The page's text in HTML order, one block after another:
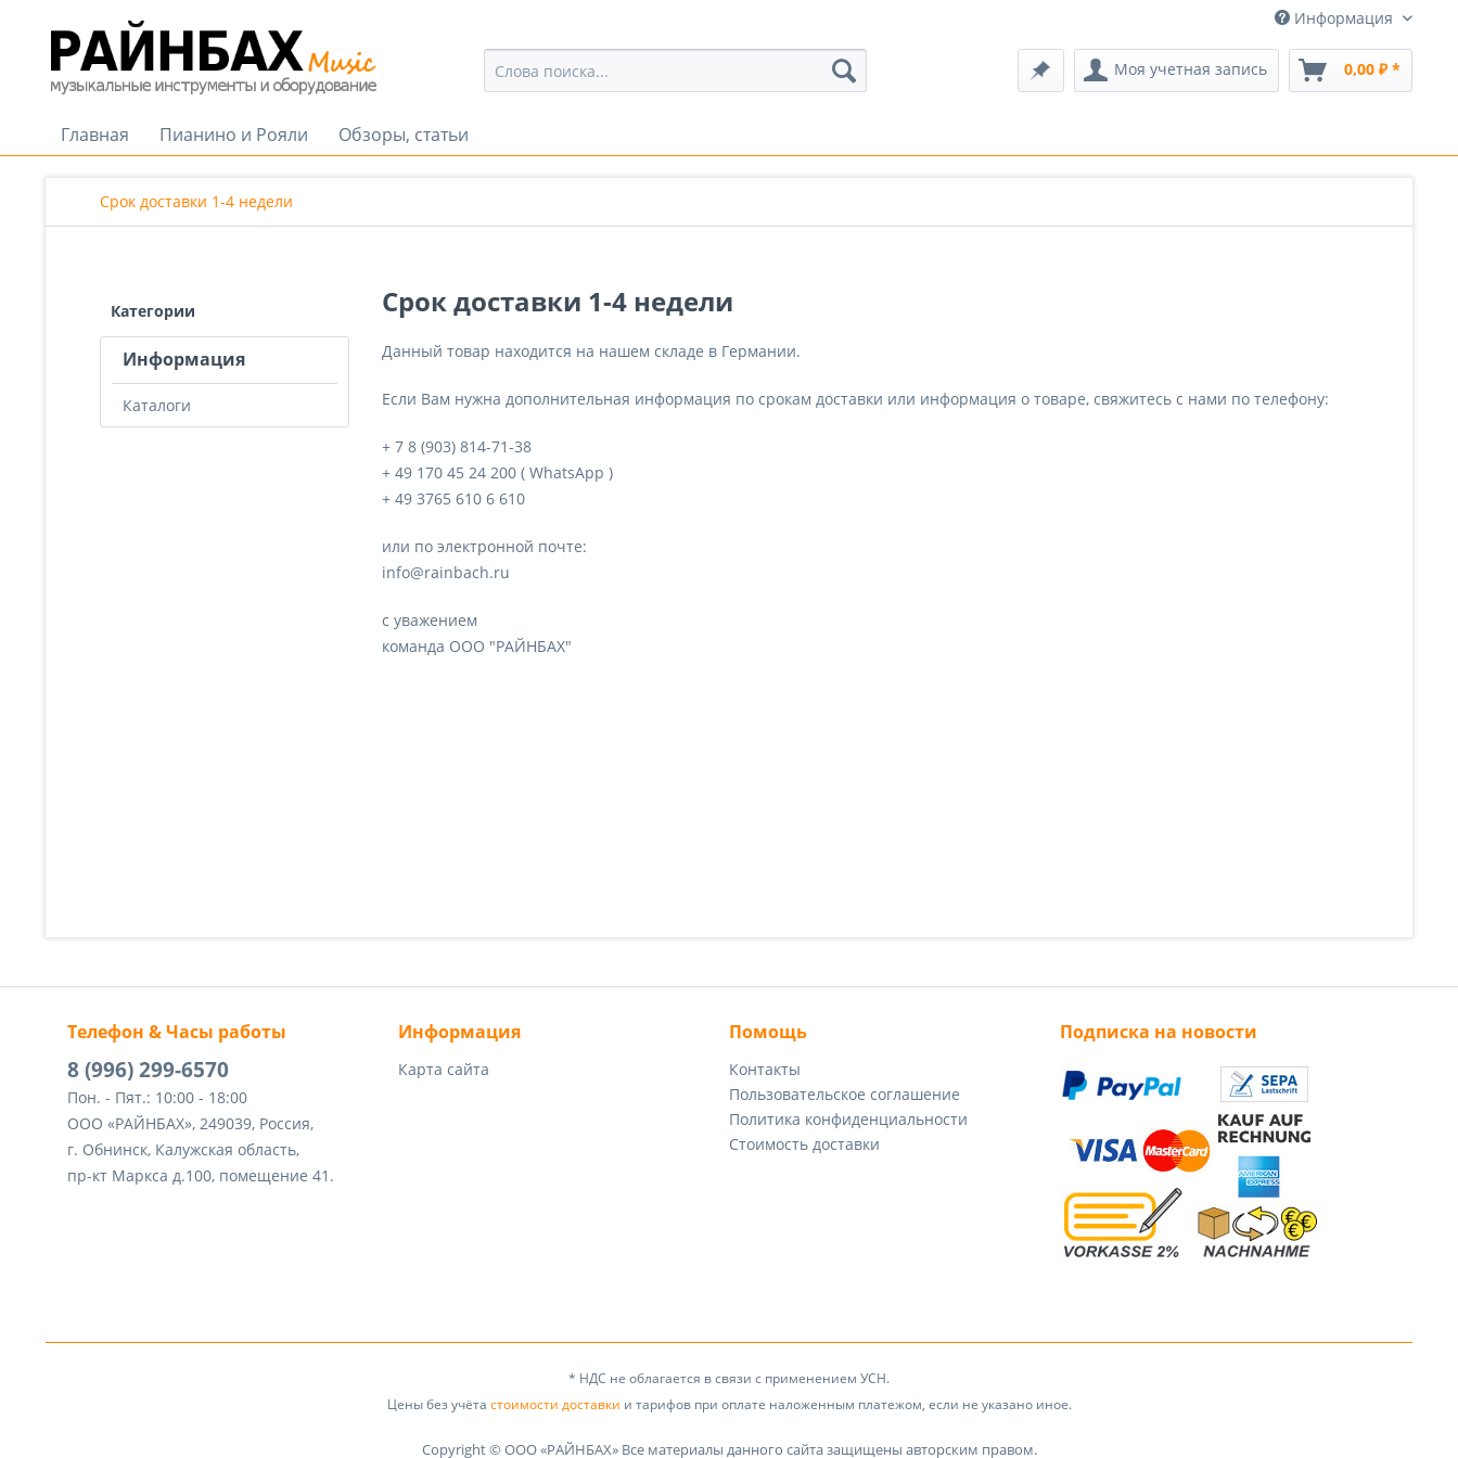
Информация
Моя учетная запись 0,00 ₽ *
Главная Пианино и Рояли Обзоры, статьи
Срок доставки 1-4 недели
Категории
Информация
Каталоги
Срок доставки 1-4 недели
Данный товар находится на нашем складе в Германии.
Если Вам нужна дополнительная информация по срокам доставки или информация о товаре, свяжитесь с нами по телефону:
+ 7 8 (903) 814-71-38
+ 49 170 45 24 200 ( WhatsApp )
+ 49 3765 610 6 610
или по электронной почте:
info@rainbach.ru
с уважением
команда ООО "РАЙНБАХ"
Телефон & Часы работы
8 (996) 299-6570
Пон. - Пят.: 10:00 - 18:00
ООО «РАЙНБАХ», 249039, Россия,
г. Обнинск, Калужская область,
пр-кт Маркса д.100, помещение 41.
Информация
Карта сайта
Помощь
Контакты
Пользовательское соглашение
Политика конфиденциальности
Стоимость доставки
Подписка на новости
* НДС не облагается в связи с применением УСН.
Цены без учёта стоимости доставки и тарифов при оплате наложенным платежом, если не указано иное.
Copyright © ООО «РАЙНБАХ» Все материалы данного сайта защищены авторским правом.